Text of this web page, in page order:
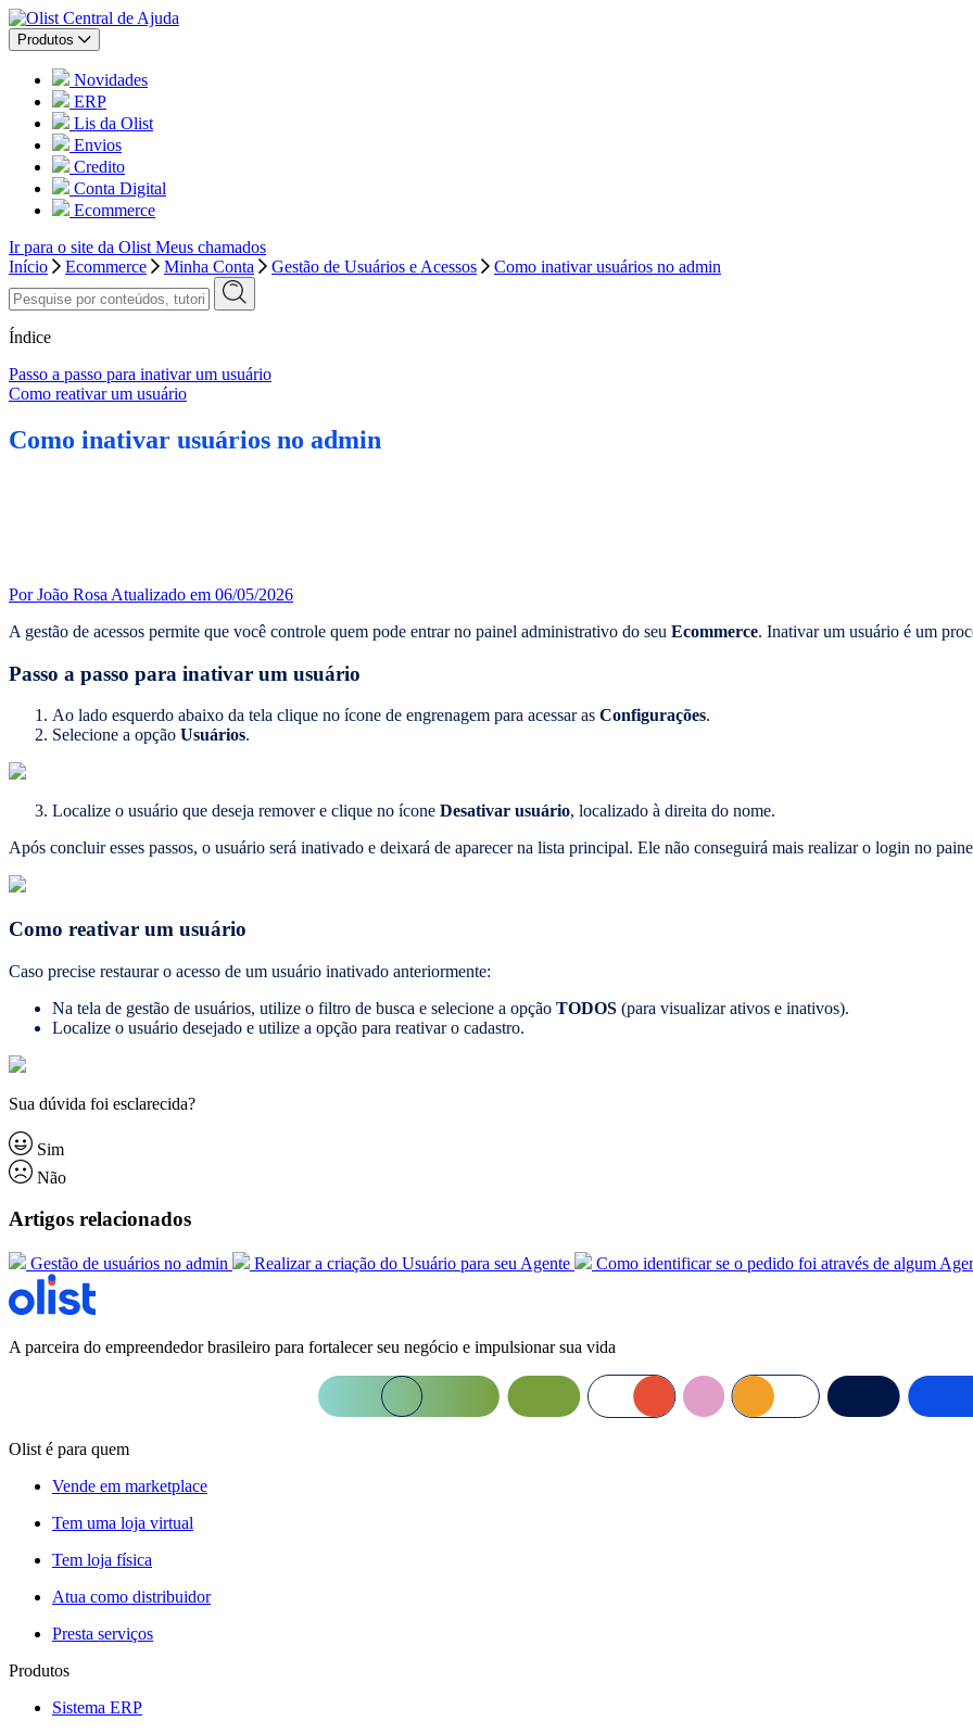
Central de Ajuda
Produtos
Novidades
ERP
Lis da Olist
Envios
Credito
Conta Digital
Ecommerce
Ir para o site da Olist Meus chamados
Início
Ecommerce Minha Conta Gestão de Usuários e Acessos Como inativar usuários no admin
Índice
Passo a passo para inativar um usuário
Como reativar um usuário
Como inativar usuários no admin
Por João Rosa Atualizado em 06/05/2026
A gestão de acessos permite que você controle quem pode entrar no painel administrativo do seu Ecommerce. Inativar um usuário é um
Passo a passo para inativar um usuário
Ao lado esquerdo abaixo da tela clique no ícone de engrenagem para acessar as Configurações.
Selecione a opção Usuários.
Localize o usuário que deseja remover e clique no ícone Desativar usuário, localizado à direita do nome.
Após concluir esses passos, o usuário será inativado e deixará de aparecer na lista principal. Ele não conseguirá mais realizar o login no
Como reativar um usuário
Caso precise restaurar o acesso de um usuário inativado anteriormente:
Na tela de gestão de usuários, utilize o filtro de busca e selecione a opção TODOS (para visualizar ativos e inativos).
Localize o usuário desejado e utilize a opção para reativar o cadastro.
Sua dúvida foi esclarecida?
Sim
Não
Artigos relacionados
Gestão de usuários no admin Realizar a criação do Usuário para seu Agente Como identificar se o pedido foi através de algum
A parceira do empreendedor brasileiro para fortalecer seu negócio e impulsionar sua vida
Olist é para quem
Vende em marketplace
Tem uma loja virtual
Tem loja física
Atua como distribuidor
Presta serviços
Produtos
Sistema ERP